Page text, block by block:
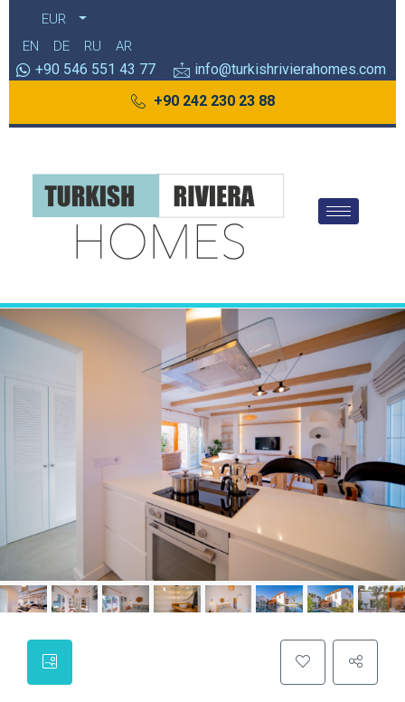
EUR
EN
DE RU AR
+90 546 551 43 77
info@turkishrivierahomes.com
+90 242 230 23 88